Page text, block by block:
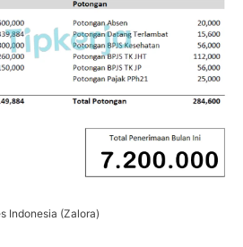
Indonesia (Zalora)